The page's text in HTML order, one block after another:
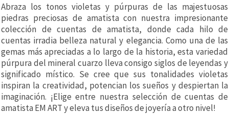
Abraza los tonos violetas y púrpuras de las majestuosas
piedras preciosas de amatista con nuestra impresionante
colección de cuentas de amatista, donde cada hilo de
cuentas irradia belleza natural y elegancia. Como una de las
gemas más apreciadas a lo largo de la historia, esta variedad
púrpura del mineral cuarzo lleva consigo siglos de leyendas y
significado místico. Se cree que sus tonalidades violetas
inspiran la creatividad, potencian los sueños y despiertan la
imaginación. ¡Elige entre nuestra selección de cuentas de
amatista EM ART y eleva tus diseños de joyería a otro nivel!